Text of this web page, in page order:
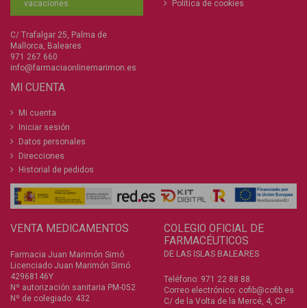
vacaciones.
C/ Trafalgar 25, Palma de
Mallorca, Baleares
971 267 660
info@farmaciaonlinemarimon.es
Política de cookies
MI CUENTA
Mi cuenta
Iniciar sesión
Datos personales
Direcciones
Historial de pedidos
VENTA MEDICAMENTOS
Farmacia Juan Marimón Simó
Licenciado Juan Marimón Simó
42968146Y
Nº autorización sanitaria PM-052
Nº de colegiado: 432
COLEGIO OFICIAL DE
FARMACÉUTICOS
DE LAS ISLAS BALEARES
Teléfono: 971 22 88 88
Correo electrónico: cofib@cofib.es
C/ de la Volta de la Mercé, 4, CP.